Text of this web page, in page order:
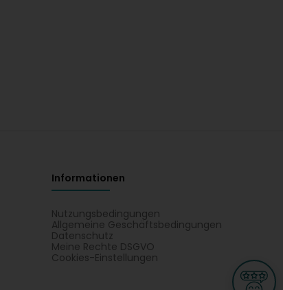
Informationen
Nutzungsbedingungen
Allgemeine Geschäftsbedingungen
Datenschutz
Meine Rechte DSGVO
Cookies-Einstellungen